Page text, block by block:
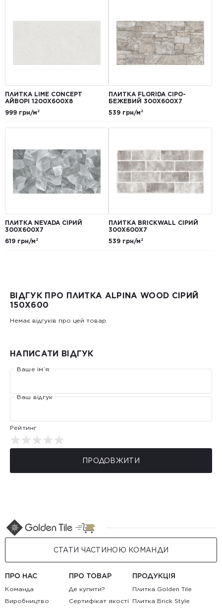
ПЛИТКА LIME CONCEPT
АЙВОРІ 1200Х600Х8
999 грн/м²
ПЛИТКА FLORIDA СІРО-
БЕЖЕВИЙ 300Х600Х7
539 грн/м²
ПЛИТКА NEVADA СІРИЙ
300Х600Х7
619 грн/м²
ПЛИТКА BRICKWALL СІРИЙ
300Х600Х7
539 грн/м²
ВІДГУК ПРО ПЛИТКА ALPINA WOOD СІРИЙ
150Х600
Немає відгуків про цей товар.
НАПИСАТИ ВІДГУК
Ваше ім’я:
Ваш відгук
Рейтинг
ПРОДОВЖИТИ
СТАТИ ЧАСТИНОЮ КОМАНДИ
ПРО НАС
Команда
Виробництво
ПРО ТОВАР
Де купити?
Сертифікат якості
ПРОДУКЦІЯ
Плитка Golden Tile
Плитка Brick Style